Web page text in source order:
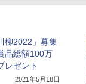
柳2022」募集
品総額100万
レゼント
2021年5月18日